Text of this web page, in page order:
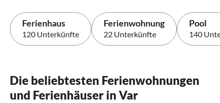
Ferienhaus
120 Unterkünfte
Ferienwohnung
22 Unterkünfte
Pool
140
Die beliebtesten Ferienwohnungen
und Ferienhäuser in Var